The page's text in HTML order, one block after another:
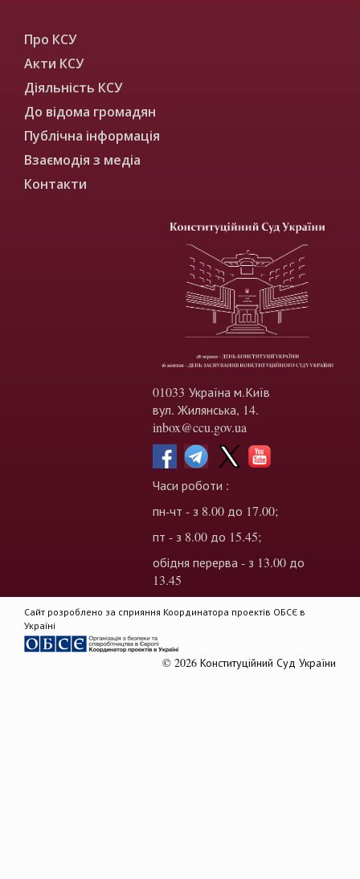
Про КСУ
Акти КСУ
Діяльність КСУ
До відома громадян
Публічна інформація
Взаємодія з медіа
Контакти
01033 Україна м.Київ
вул. Жилянська, 14.
inbox@ccu.gov.ua
Часи роботи :
пн-чт - з 8.00 до 17.00;
пт - з 8.00 до 15.45;
обідня перерва - з 13.00 до
13.45
Сайт розроблено за сприяння Координатора проектів ОБСЄ в
Україні
© 2026 Конституційний Суд України